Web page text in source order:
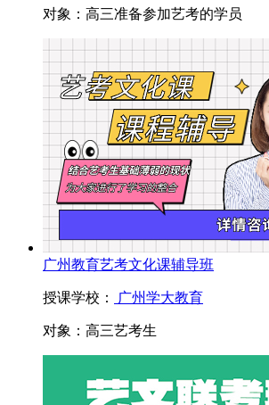
对象： 高三准备参加艺考的学员
广州教育艺考文化课辅导班
授课学校： 广州学大教育
对象： 高三艺考生